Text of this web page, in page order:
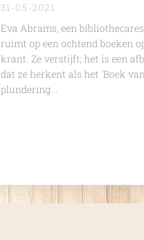
31-05-2021
Eva Abrams, een
ruimt op een ochtend boeken
krant. Ze verstijft; het is een
dat ze herkent als het 'Boek
plundering...